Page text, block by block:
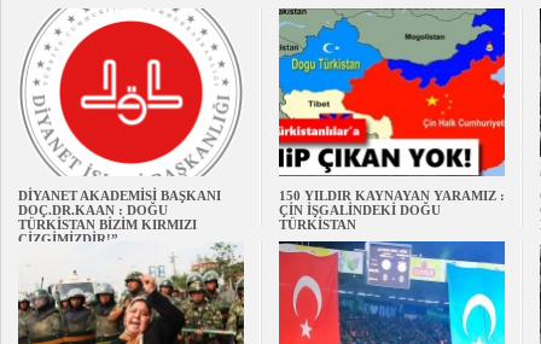
DİYANET AKADEMİSİ BAŞKANI
DOÇ.DR.KAAN : DOĞU
TÜRKİSTAN BİZİM KIRMIZI
ÇİZGİMİZDİR!”
150 YILDIR KAYNAYAN YARAMIZ :
ÇİN İŞGALİNDEKİ DOĞU
TÜRKİSTAN